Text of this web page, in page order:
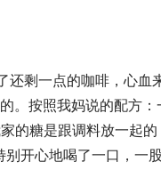
还剩一点的咖啡，心血
。按照我妈说的配方：
的糖是跟调料放一起的
别开心地喝了一口，一